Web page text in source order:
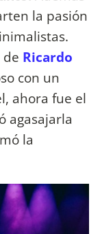
la pasión
Ricardo
con un
ahora fue el
agasajarla
la